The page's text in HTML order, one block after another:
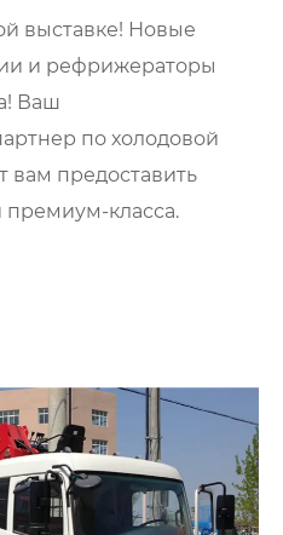
выставке! Новые
и рефрижераторы
Ваш
по холодовой
вам предоставить
премиум-класса.